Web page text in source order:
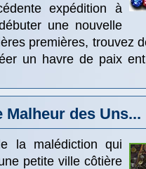
expédition à
une nouvelle
premières, trouvez
un havre de paix
Malheur des Uns...
la malédiction qui
petite ville côtière